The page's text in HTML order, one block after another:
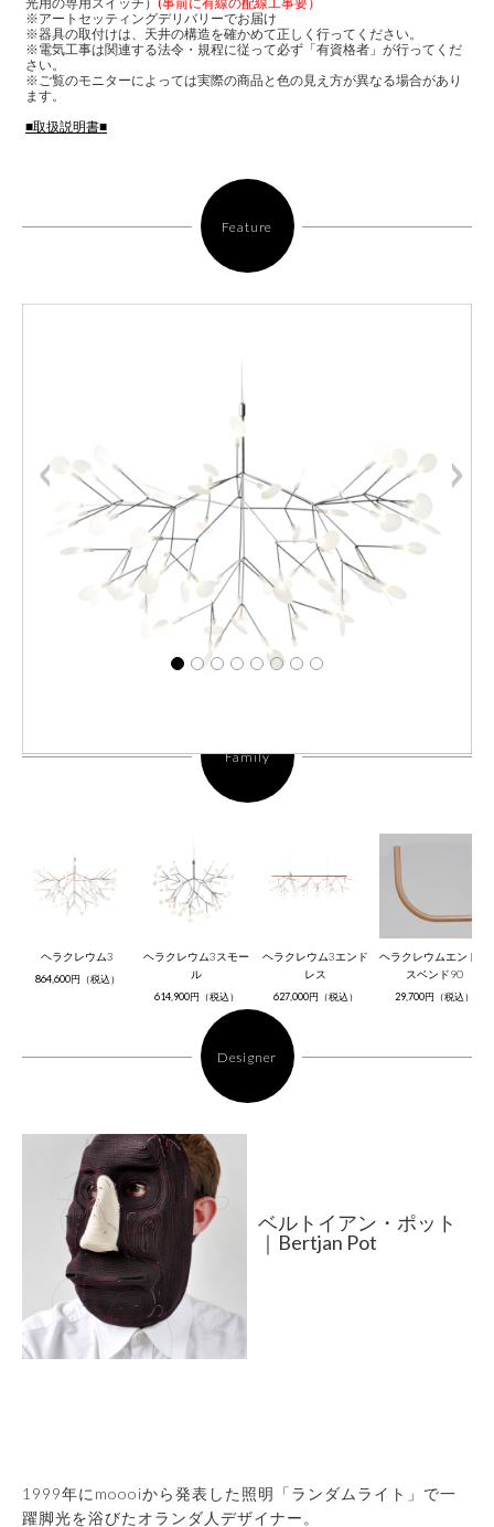
※アートセッティングデリバリーでお届け
※器具の取付けは、天井の構造を確かめて正しく行ってください。
※電気工事は関連する法令・規程に従って必ず「有資格者」が行ってくだ
さい。
※ご覧のモニターによっては実際の商品と色の見え方が異なる場合があり
ます。
■取扱説明書■
Feature
< >
Family
ヘラクレウム3
864,600円（税込）
ヘラクレウム3スモー
ル
614,900円（税込）
ヘラクレウム3エンド
レス
627,000円（税込）
ヘラクレウムエンドレ
スベンド90
29,700円（税込）
Designer
ベルトイアン・ポット
｜Bertjan Pot
1999年にmoooiから発表した照明「ランダムライト」で一
躍脚光を浴びたオランダ人デザイナー。